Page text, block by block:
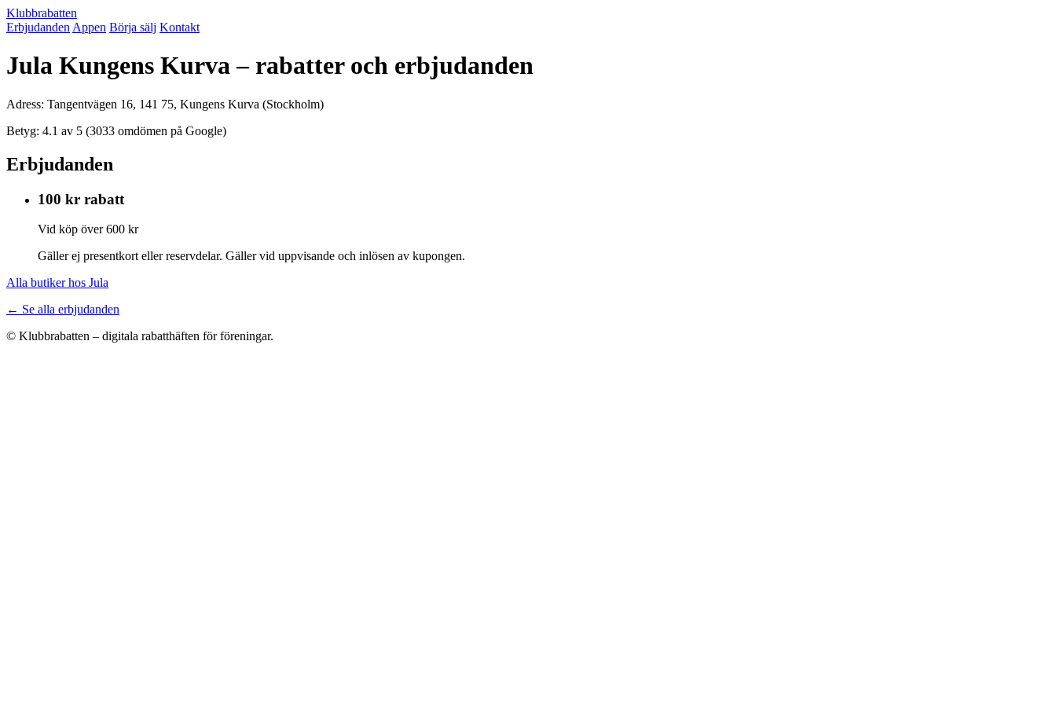
Klubbrabatten
Erbjudanden Appen Börja sälj Kontakt
Jula Kungens Kurva – rabatter och erbjudanden
Adress: Tangentvägen 16, 141 75, Kungens Kurva (Stockholm)
Betyg: 4.1 av 5 (3033 omdömen på Google)
Erbjudanden
100 kr rabatt
Vid köp över 600 kr
Gäller ej presentkort eller reservdelar. Gäller vid uppvisande och inlösen av kupongen.
Alla butiker hos Jula
← Se alla erbjudanden
© Klubbrabatten – digitala rabatthäften för föreningar.